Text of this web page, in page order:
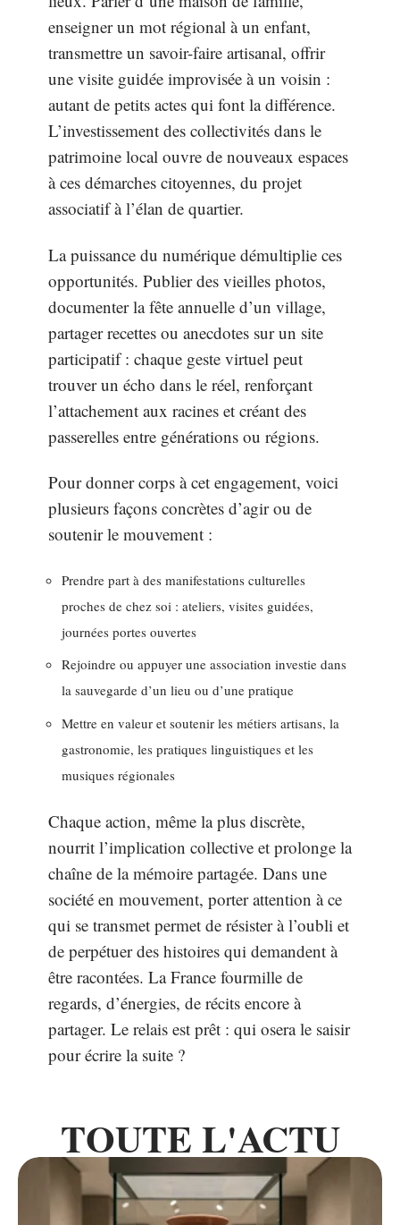
enseigner un mot régional à un enfant,
transmettre un savoir-faire artisanal, offrir
une visite guidée improvisée à un voisin :
autant de petits actes qui font la différence.
L’investissement des collectivités dans le
patrimoine local ouvre de nouveaux espaces
à ces démarches citoyennes, du projet
associatif à l’élan de quartier.
La puissance du numérique démultiplie ces
opportunités. Publier des vieilles photos,
documenter la fête annuelle d’un village,
partager recettes ou anecdotes sur un site
participatif : chaque geste virtuel peut
trouver un écho dans le réel, renforçant
l’attachement aux racines et créant des
passerelles entre générations ou régions.
Pour donner corps à cet engagement, voici
plusieurs façons concrètes d’agir ou de
soutenir le mouvement :
Prendre part à des manifestations culturelles
proches de chez soi : ateliers, visites guidées,
journées portes ouvertes
Rejoindre ou appuyer une association investie dans
la sauvegarde d’un lieu ou d’une pratique
Mettre en valeur et soutenir les métiers artisans, la
gastronomie, les pratiques linguistiques et les
musiques régionales
Chaque action, même la plus discrète,
nourrit l’implication collective et prolonge la
chaîne de la mémoire partagée. Dans une
société en mouvement, porter attention à ce
qui se transmet permet de résister à l’oubli et
de perpétuer des histoires qui demandent à
être racontées. La France fourmille de
regards, d’énergies, de récits encore à
partager. Le relais est prêt : qui osera le saisir
pour écrire la suite ?
TOUTE L'ACTU